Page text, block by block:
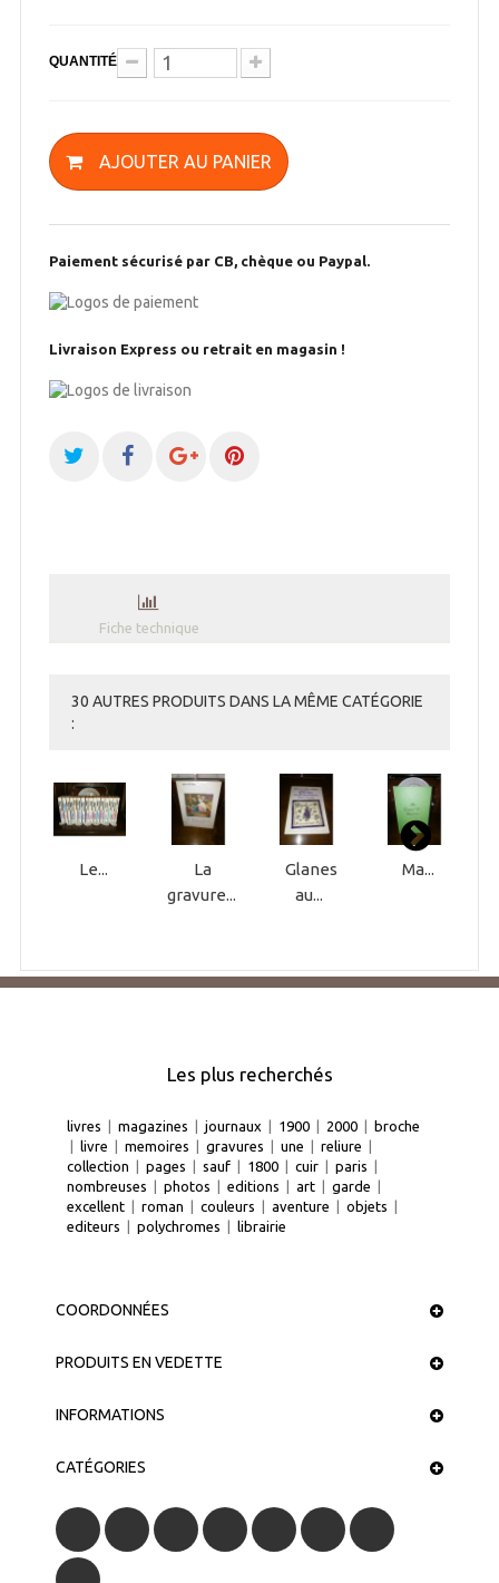
QUANTITÉ
AJOUTER AU PANIER
Paiement sécurisé par CB, chèque ou Paypal.
Livraison Express ou retrait en magasin !
Fiche technique
30 AUTRES PRODUITS DANS LA MÊME CATÉGORIE
:
Le...
La
gravure...
Glanes
au...
Ma...
Les plus recherchés
livres | magazines | journaux | 1900 | 2000 | broche
| livre | memoires | gravures | une | reliure |
collection | pages | sauf | 1800 | cuir | paris |
nombreuses | photos | editions | art | garde |
excellent | roman | couleurs | aventure | objets |
editeurs | polychromes | librairie
COORDONNÉES
PRODUITS EN VEDETTE
INFORMATIONS
CATÉGORIES